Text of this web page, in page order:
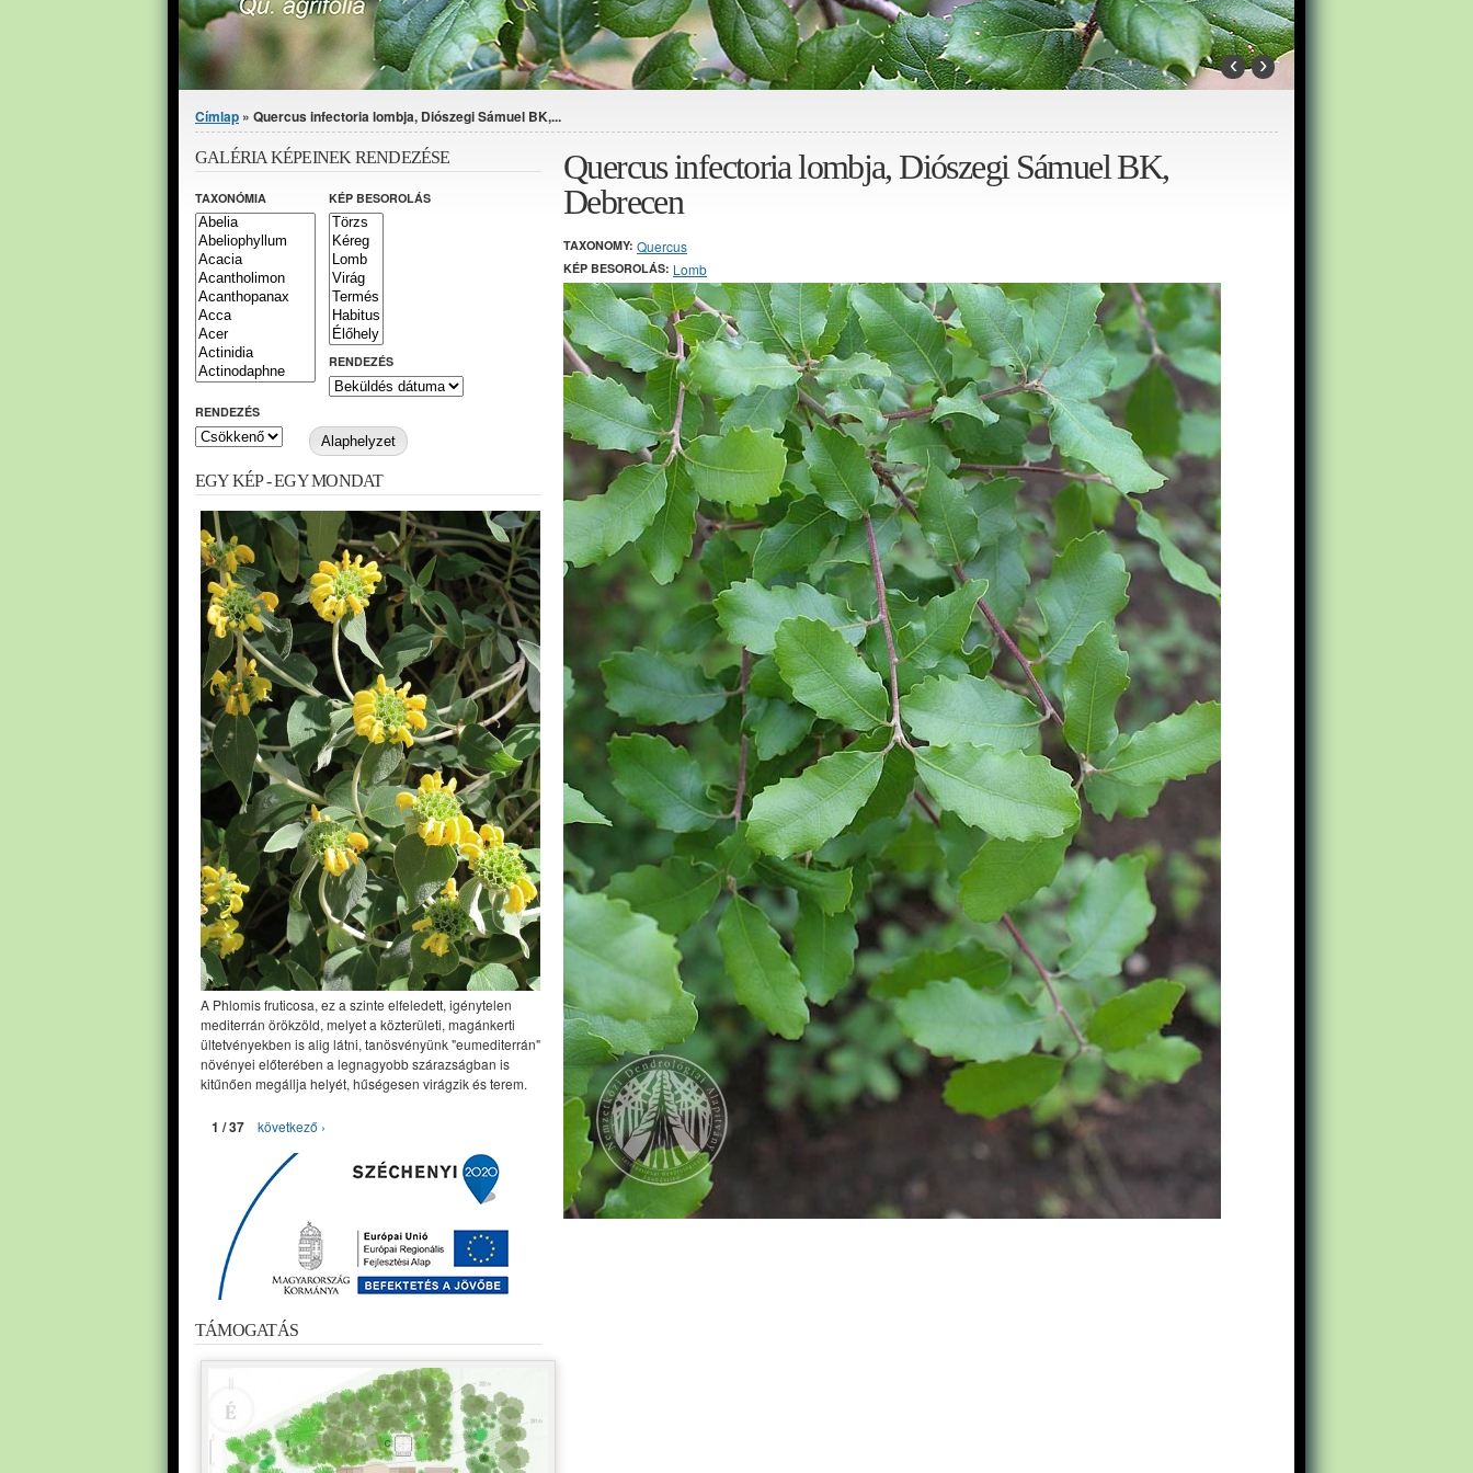
‹ ›
Jelenlegi hely
Címlap » Quercus infectoria lombja, Diószegi Sámuel BK,...
Quercus infectoria lombja, Diószegi Sámuel BK,
Debrecen
TAXONOMY: Quercus
KÉP BESOROLÁS: Lomb
GALÉRIA KÉPEINEK RENDEZÉSE
TAXONÓMIA KÉP BESOROLÁS
RENDEZÉS
RENDEZÉS
EGY KÉP - EGY MONDAT
A Phlomis fruticosa, ez a szinte elfeledett, igénytelen
mediterrán örökzöld, melyet a közterületi, magánkerti
ültetvényekben is alig látni, tanösvényünk "eumediterrán"
növényei előterében a legnagyobb szárazságban is
kitűnően megállja helyét, hűségesen virágzik és terem.
1 / 37 következő ›
TÁMOGATÁS